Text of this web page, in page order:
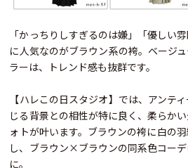
「かっちりしすぎるのは嫌」「優しい
に人気なのがブラウン系の袴。ベージ
ラーは、トレンド感も抜群です。
【ハレこの日スタジオ】では、アンテ
じる背景との相性が特に良く、柔らか
ォトが叶います。ブラウンの袴に白の
し、ブラウン×ブラウンの同系色コー
に。